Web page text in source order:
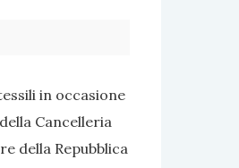
in occasione
Cancelleria
della Repubblica